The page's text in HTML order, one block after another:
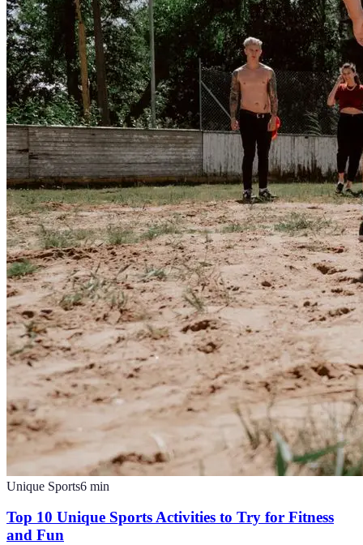
Unique Sports6 min
Top 10 Unique Sports Activities to Try for Fitness
and Fun